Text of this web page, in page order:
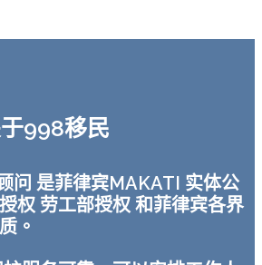
998移民
问 是菲律宾MAKATI 实体公
权 劳工部授权 和菲律宾各界
。